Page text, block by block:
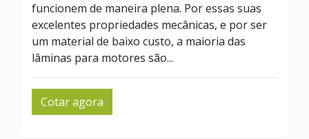
funcionem de maneira plena. Por essas suas
excelentes propriedades mecânicas, e por ser
um material de baixo custo, a maioria das
lâminas para motores são...
Cotar agora